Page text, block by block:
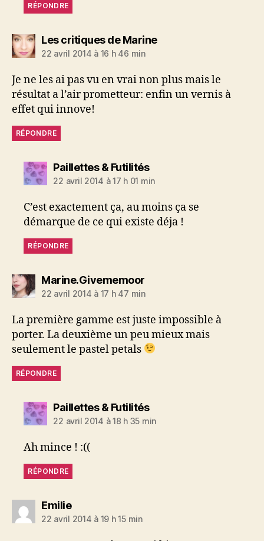
RÉPONDRE
Les critiques de Marinedit :
22 avril 2014 à 16 h 46 min
Je ne les ai pas vu en vrai non plus mais le
résultat a l’air prometteur: enfin un vernis à
effet qui innove!
RÉPONDRE
Paillettes & Futilitésdit :
22 avril 2014 à 17 h 01 min
C’est exactement ça, au moins ça se
démarque de ce qui existe déja !
RÉPONDRE
Marine.Givememoordit :
22 avril 2014 à 17 h 47 min
La première gamme est juste impossible à
porter. La deuxième un peu mieux mais
seulement le pastel petals
RÉPONDRE
Paillettes & Futilitésdit :
22 avril 2014 à 18 h 35 min
Ah mince ! :((
RÉPONDRE
Emiliedit :
22 avril 2014 à 19 h 15 min